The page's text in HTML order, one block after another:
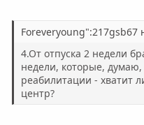
Foreveryoung":217gsb67
4.От отпуска 2 недели
недели, которые, думаю,
реабилитации - хватит
центр?